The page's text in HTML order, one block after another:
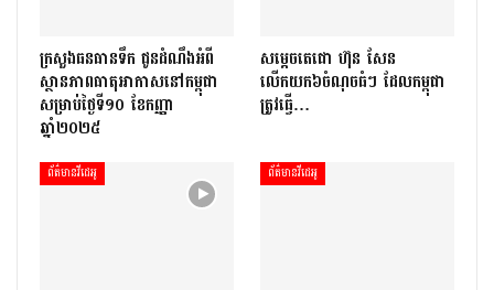
ក្រសួងធនធានទឹក ជូនដំណឹងអំពី
ស្ថានភាពធាតុអាកាសនៅកម្ពុជា
សម្រាប់ថ្ងៃទី១០ ខែកញ្ញា
ឆ្នាំ២០២៥
សម្តេចតេជោ ហ៊ុន សែន
លើកយក៦ចំណុចធំៗ ដែលកម្ពុជា
ត្រូវធ្វើ…
ព័ត៌មានវីដេអូ ព័ត៌មានវីដេអូ